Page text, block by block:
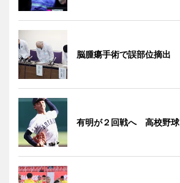
脳腫瘍手術で誤部位摘出
有明が２回戦へ 高校野球